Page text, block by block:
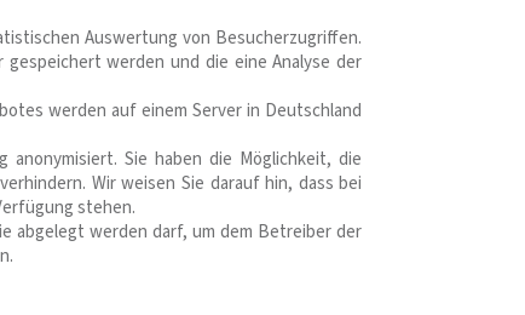
Auswertung von Besucherzugriffen.
werden und die eine Analyse der
werden auf einem Server in Deutschland
Sie haben die Möglichkeit, die
Wir weisen Sie darauf hin, dass bei
stehen.
abgelegt werden darf, um dem Betreiber der